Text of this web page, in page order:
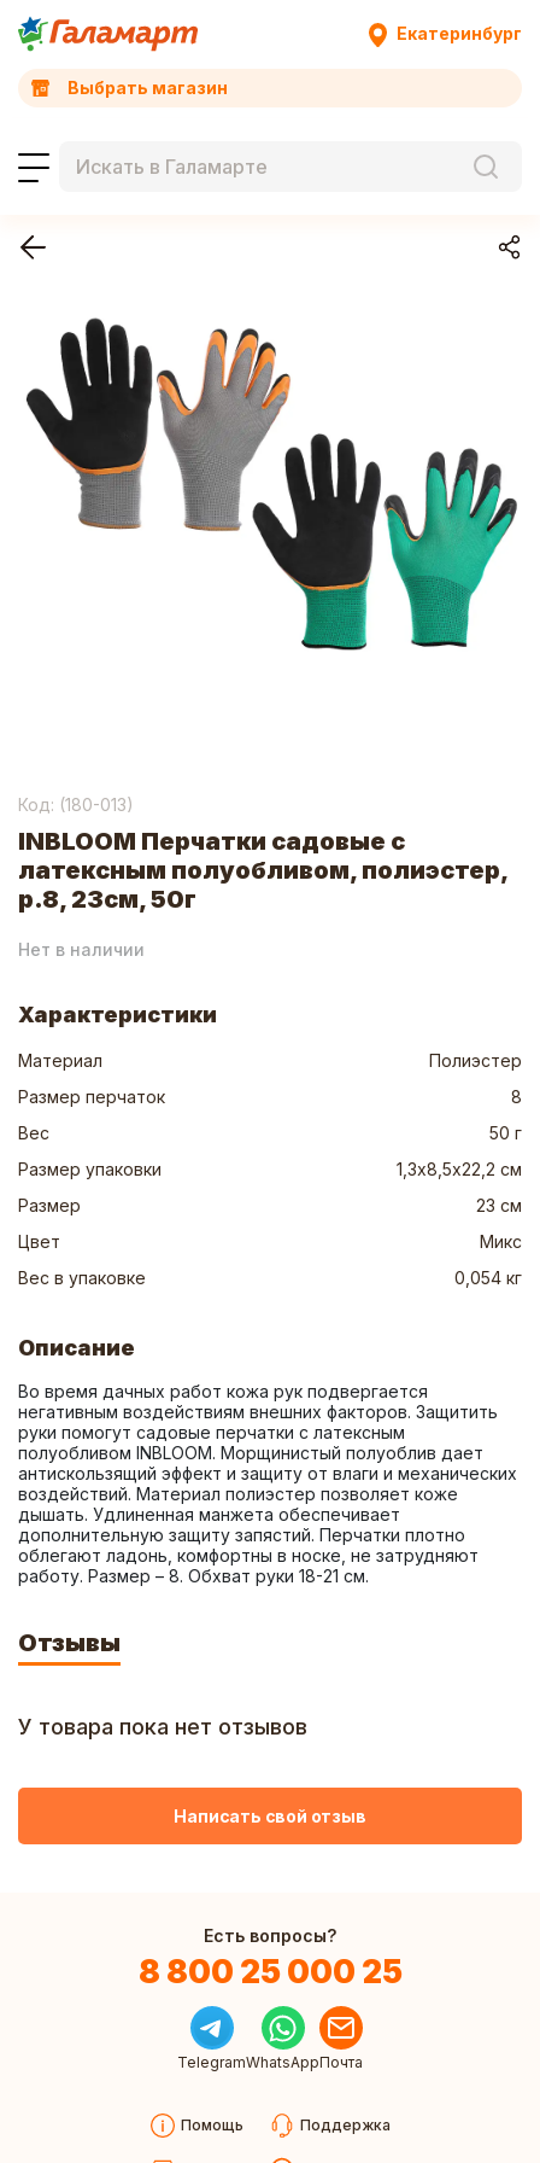
Екатеринбург
Выбрать магазин
Код: (180-013)
INBLOOM Перчатки садовые с
латексным полуобливом, полиэстер,
р.8, 23см, 50г
Нет в наличии
Характеристики
Материал
Полиэстер
Размер перчаток
8
Вес
50 г
Размер упаковки
1,3х8,5х22,2 см
Размер
23 см
Цвет
Микс
Вес в упаковке
0,054 кг
Описание
Во время дачных работ кожа рук подвергается
негативным воздействиям внешних факторов. Защитить
руки помогут садовые перчатки с латексным
полуобливом INBLOOM. Морщинистый полуоблив дает
антискользящий эффект и защиту от влаги и механических
воздействий. Материал полиэстер позволяет коже
дышать. Удлиненная манжета обеспечивает
дополнительную защиту запястий. Перчатки плотно
облегают ладонь, комфортны в носке, не затрудняют
работу. Размер – 8. Обхват руки 18-21 см.
Отзывы
У товара пока нет отзывов
Написать свой отзыв
Есть вопросы?
8 800 25 000 25
TelegramWhatsAppПочта
Помощь Поддержка